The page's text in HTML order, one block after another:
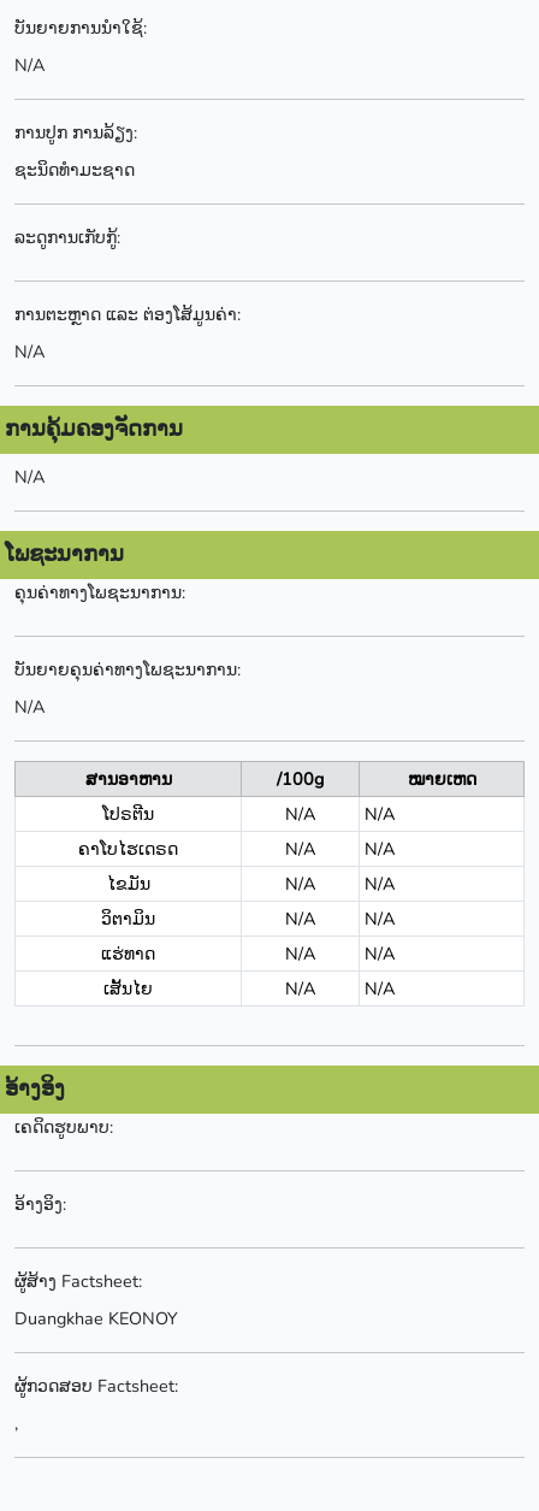
ບັນຍາຍການນຳໃຊ້:
N/A
ການປູກ ການລ້ຽງ:
ຊະນິດທຳມະຊາດ
ລະດູການເກັບກູ້:
ການຕະຫຼາດ ແລະ ຕ່ອງໂສ້ມູນຄ່າ:
N/A
ການຄຸ້ມຄອງຈັດການ
N/A
ໂພຊະນາການ
ຄຸນຄ່າທາງໂພຊະນາການ:
ບັນຍາຍຄຸນຄ່າທາງໂພຊະນາການ:
N/A
ສານອາຫານ /100g
ໝາຍເຫດ
ໂປຣຕີນ
N/A
N/A
ຄາໂບໄຮເດຣດ
N/A
N/A
ໄຂມັນ
N/A
N/A
ວິຕາມິນ
N/A
N/A
ແຮ່ທາດ
N/A
N/A
ເສັ້ນໄຍ
N/A N/A
ອ້າງອິງ
ເຄດິດຮູບພາບ:
ອ້າງອິງ:
ຜູ້ສ້າງ Factsheet:
Duangkhae KEONOY
ຜູ້ກວດສອບ Factsheet:
,